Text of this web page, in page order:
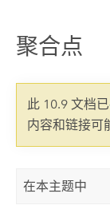
聚合点
此 10.9 文档已
内容和链接可
在本主题中